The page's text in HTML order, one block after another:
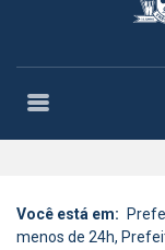
Você está em:
menos de 24h,